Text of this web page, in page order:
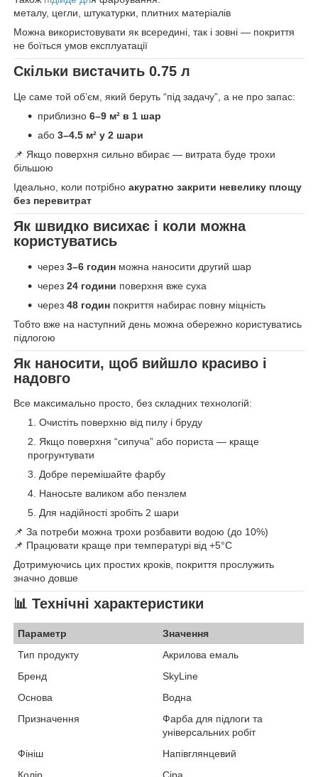
металу, цегли, штукатурки, плитних матеріалів
Можна використовувати як всередині, так і зовні — покриття
не боїться умов експлуатації
Скільки вистачить 0.75 л
Це саме той об’єм, який беруть “під задачу”, а не про запас:
приблизно 6–9 м² в 1 шар
або 3–4.5 м² у 2 шари
📌 Якщо поверхня сильно вбирає — витрата буде трохи
більшою
Ідеально, коли потрібно акуратно закрити невелику площу
без перевитрат
Як швидко висихає і коли можна
користуватись
через 3–6 годин можна наносити другий шар
через 24 години поверхня вже суха
через 48 годин покриття набирає повну міцність
Тобто вже на наступний день можна обережно користуватись
підлогою
Як наносити, щоб вийшло красиво і
надовго
Все максимально просто, без складних технологій:
Очистіть поверхню від пилу і бруду
Якщо поверхня “сипуча” або пориста — краще
прогрунтувати
Добре перемішайте фарбу
Наносьте валиком або пензлем
Для надійності зробіть 2 шари
📌 За потреби можна трохи розбавити водою (до 10%)
📌 Працювати краще при температурі від +5°C
Дотримуючись цих простих кроків, покриття прослужить
значно довше
📊 Технічні характеристики
Параметр
Значення
Тип продукту
Акрилова емаль
Бренд
SkyLine
Основа
Водна
Призначення
Фарба для підлоги та
універсальних робіт
Фініш
Напівглянцевий